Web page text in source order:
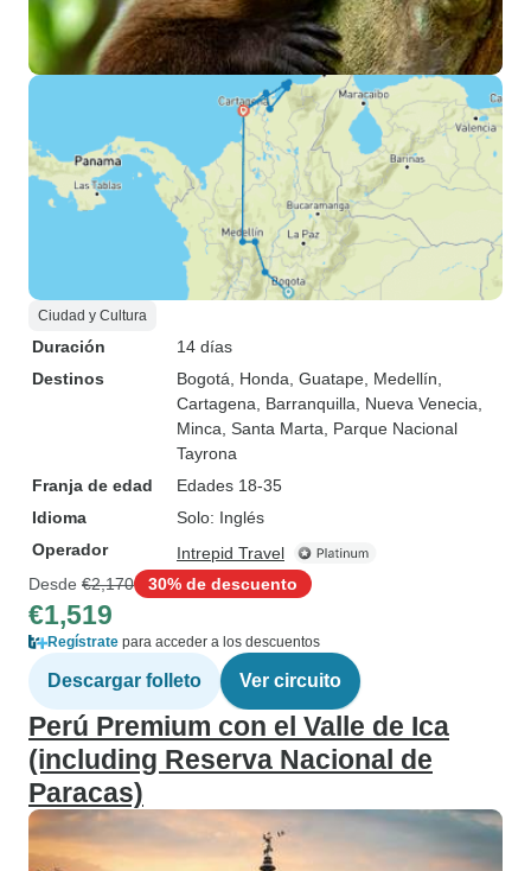
Ciudad y Cultura
Duración
14 días
Destinos
Bogotá , Honda , Guatape , Medellín
Cartagena , Barranquilla , Nueva Venecia
Minca , Santa Marta , Parque Nacional
Tayrona
Franja de edad
Edades 18-35
Idioma
Solo: Inglés
Operador
Intrepid Travel
Desde €2,170 30% de descuento
€1,519
Regístrate para acceder a los descuentos
Descargar folleto Ver circuito
Perú Premium con el Valle de Ica
(including Reserva Nacional de
Paracas)